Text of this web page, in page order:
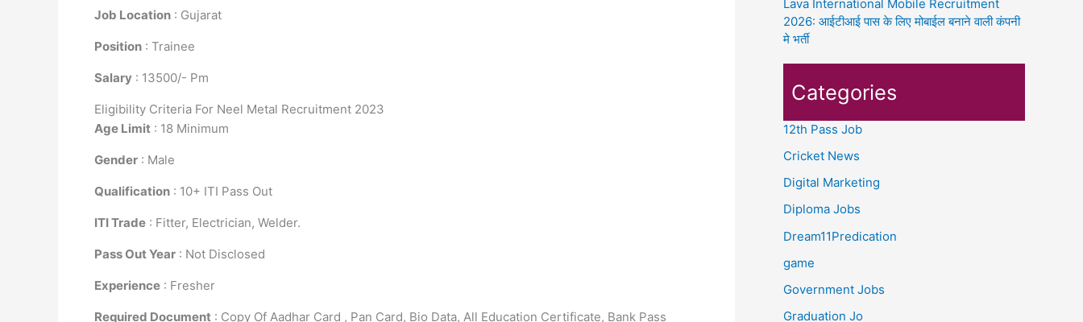
Job Location : Gujarat
Position : Trainee
Salary : 13500/- Pm
Eligibility Criteria For Neel Metal Recruitment 2023
Age Limit : 18 Minimum
Gender : Male
Qualification : 10+ ITI Pass Out
ITI Trade : Fitter, Electrician, Welder.
Pass Out Year : Not Disclosed
Experience : Fresher
Required Document : Copy Of Aadhar Card , Pan Card, Bio Data, All Education Certificate, Bank Pass
Lava International Mobile Recruitment
2026: आईटीआई पास के लिए मोबाईल बनाने वाली कंपनी
मे भर्ती
Categories
12th Pass Job
Cricket News
Digital Marketing
Diploma Jobs
Dream11Predication
game
Government Jobs
Graduation Jo